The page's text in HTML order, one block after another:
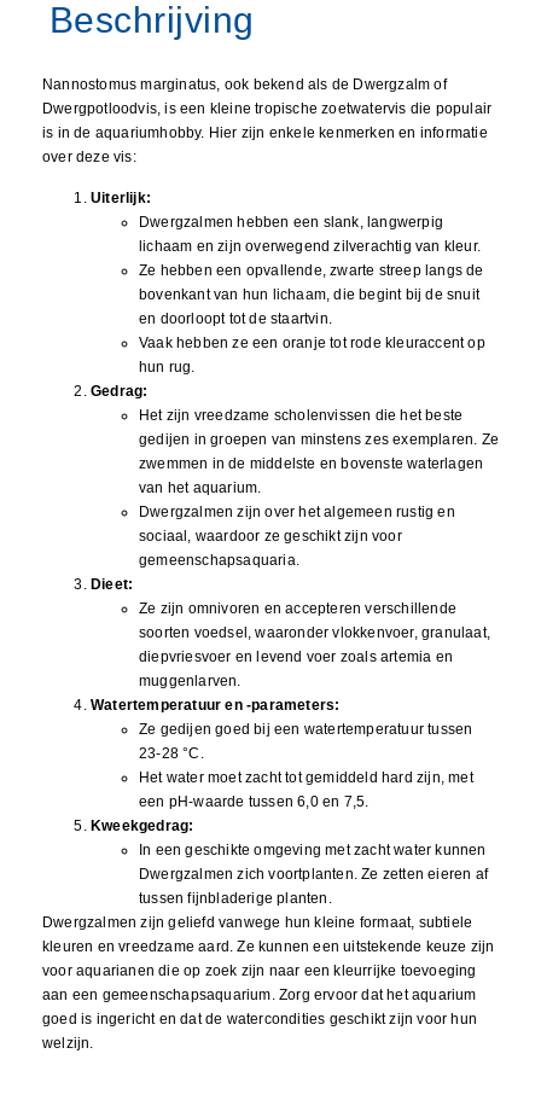
Nannostomus marginatus, ook bekend als de Dwergzalm of
Dwergpotloodvis, is een kleine tropische zoetwatervis die populair
is in de aquariumhobby. Hier zijn enkele kenmerken en informatie
over deze vis:
Uiterlijk:
Dwergzalmen hebben een slank, langwerpig
lichaam en zijn overwegend zilverachtig van kleur.
Ze hebben een opvallende, zwarte streep langs de
bovenkant van hun lichaam, die begint bij de snuit
en doorloopt tot de staartvin.
Vaak hebben ze een oranje tot rode kleuraccent op
hun rug.
Gedrag:
Het zijn vreedzame scholenvissen die het beste
gedijen in groepen van minstens zes exemplaren. Ze
zwemmen in de middelste en bovenste waterlagen
van het aquarium.
Dwergzalmen zijn over het algemeen rustig en
sociaal, waardoor ze geschikt zijn voor
gemeenschapsaquaria.
Dieet:
Ze zijn omnivoren en accepteren verschillende
soorten voedsel, waaronder vlokkenvoer, granulaat,
diepvriesvoer en levend voer zoals artemia en
muggenlarven.
Watertemperatuur en -parameters:
Ze gedijen goed bij een watertemperatuur tussen
23-28 °C.
Het water moet zacht tot gemiddeld hard zijn, met
een pH-waarde tussen 6,0 en 7,5.
Kweekgedrag:
In een geschikte omgeving met zacht water kunnen
Dwergzalmen zich voortplanten. Ze zetten eieren af
tussen fijnbladerige planten.
Dwergzalmen zijn geliefd vanwege hun kleine formaat, subtiele
kleuren en vreedzame aard. Ze kunnen een uitstekende keuze zijn
voor aquarianen die op zoek zijn naar een kleurrijke toevoeging
aan een gemeenschapsaquarium. Zorg ervoor dat het aquarium
goed is ingericht en dat de watercondities geschikt zijn voor hun
welzijn.